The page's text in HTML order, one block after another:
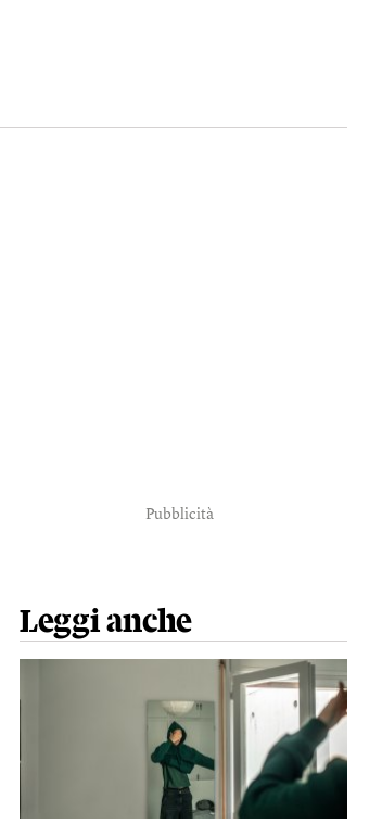
Pubblicità
Leggi anche